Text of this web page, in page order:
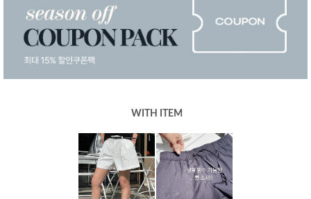
WITH ITEM